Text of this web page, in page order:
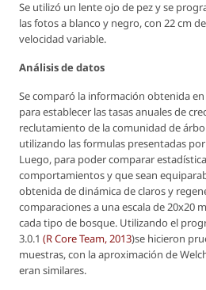
Se utilizó un lente ojo de pez y se
las fotos a blanco y negro, con 22 cm
velocidad variable.
Análisis de datos
Se comparó la información obtenida en
para establecer las tasas anuales de
reclutamiento de la comunidad de
utilizando las formulas presentadas por
Luego, para poder comparar
comportamientos y que sean
obtenida de dinámica de claros y
comparaciones a una escala de 20x20
cada tipo de bosque. Utilizando el
3.0.1 (R Core Team, 2013)se hicieron
muestras, con la aproximación de
eran similares.